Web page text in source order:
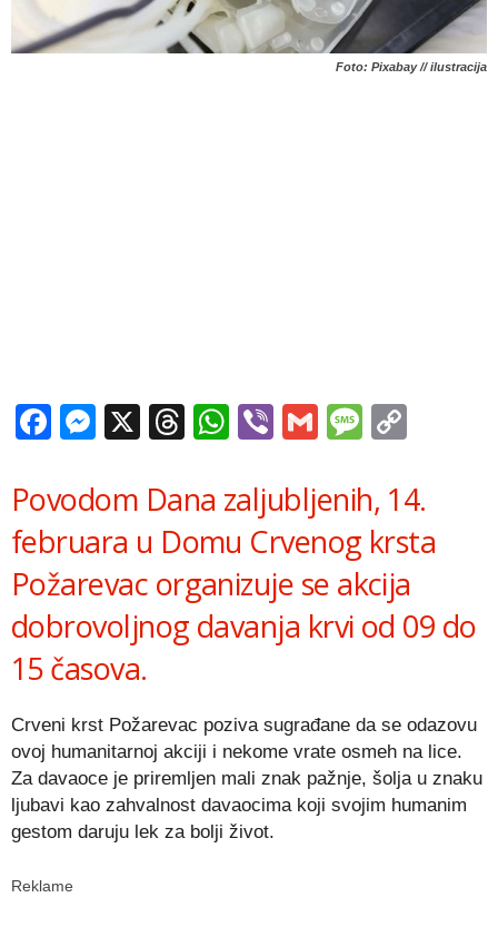
Foto: Pixabay // ilustracija
Facebook
Messenger
X Threads
WhatsApp
ViberGmail
Povodom Dana zaljubljenih, 14.
februara u Domu Crvenog krsta
Požarevac organizuje se akcija
dobrovoljnog davanja krvi od 09 do
15 časova.
Crveni krst Požarevac poziva sugrađane da se odazovu
ovoj humanitarnoj akciji i nekome vrate osmeh na lice.
Za davaoce je priremljen mali znak pažnje, šolja u znaku
ljubavi kao zahvalnost davaocima koji svojim humanim
gestom daruju lek za bolji život.
Reklame